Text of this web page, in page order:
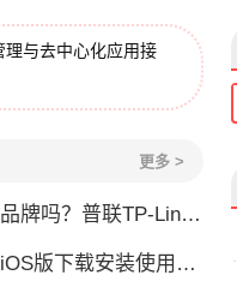
与去中心化应用接
更多 >
？普联TP-Link公司背景介绍
版下载安装使用全攻略